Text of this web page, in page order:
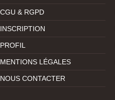
CGU & RGPD
INSCRIPTION
PROFIL
MENTIONS LÉGALES
NOUS CONTACTER